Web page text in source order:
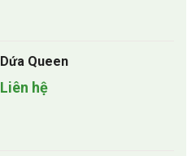
Dứa Queen
Liên hệ